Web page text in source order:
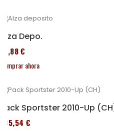
Alza Depo.
14,88 €
Comprar ahora
Pack Sportster 2010-Up
235,54 €